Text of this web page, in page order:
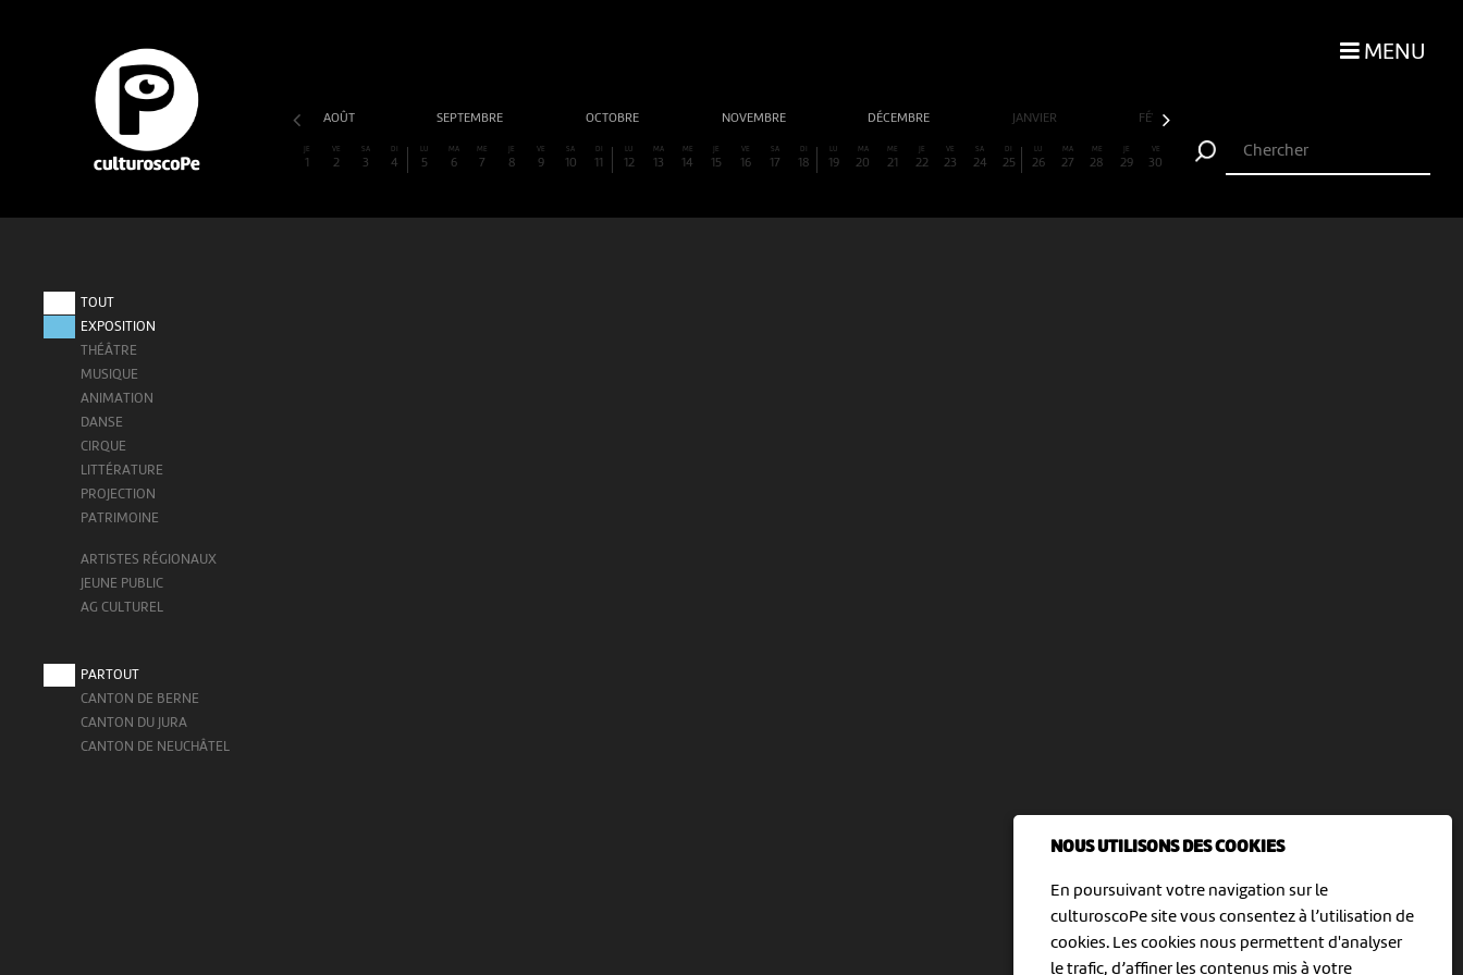
NOUS UTILISONS DES COOKIES
En poursuivant votre navigation sur le
culturoscoPe site vous consentez à l’utilisation de
cookies. Les cookies nous permettent d'analyser
le trafic, d’affiner les contenus mis à votre
MENU
AOÛT SEPTEMBRE OCTOBRE NOVEMBRE DÉCEMBRE JANVIER FÉVRIER
JE
1
VE
2
SA
3
DI
4
LU
5
MA
6
ME
7
JE
8
VE
9
SA
10
DI
11
LU
12
MA
13
ME
14
JE
15
VE
16
SA
17
DI
18
LU
19
MA
20
ME
21
JE
22
VE
23
SA
24
DI
25
LU
26
MA
27
ME
28
JE
29
VE
30
TOUT
EXPOSITION
THÉÂTRE
MUSIQUE
ANIMATION
DANSE
CIRQUE
LITTÉRATURE
PROJECTION
PATRIMOINE
ARTISTES RÉGIONAUX
JEUNE PUBLIC
AG CULTUREL
PARTOUT
CANTON DE BERNE
CANTON DU JURA
CANTON DE NEUCHÂTEL